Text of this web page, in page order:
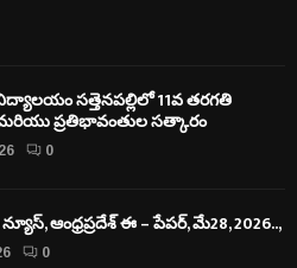
సత్తెనపల్లిలో 11వ తరగతి
ప్రతిభావంతుల సత్కారం
0
ఆంధ్రప్రదేశ్ ఈ – పేపర్, మే28, 2026..,
0